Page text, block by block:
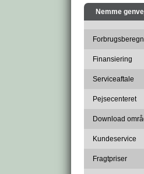
Nemme
Finansiering
Serviceaftale
Pejsecenteret
Download
Kundeservice
Fragtpriser